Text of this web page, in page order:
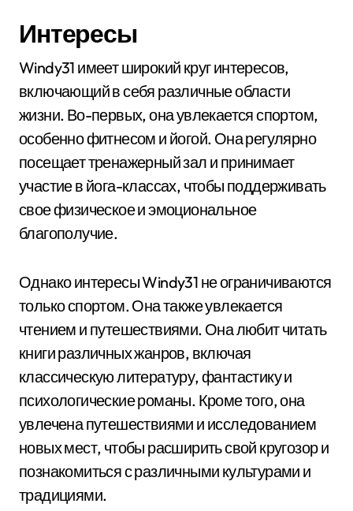
Интересы
Windy31 имеет широкий круг интересов,
включающий в себя различные области
жизни. Во-первых, она увлекается спортом,
особенно фитнесом и йогой. Она регулярно
посещает тренажерный зал и принимает
участие в йога-классах, чтобы поддерживать
свое физическое и эмоциональное
благополучие.
Однако интересы Windy31 не ограничиваются
только спортом. Она также увлекается
чтением и путешествиями. Она любит читать
книги различных жанров, включая
классическую литературу, фантастику и
психологические романы. Кроме того, она
увлечена путешествиями и исследованием
новых мест, чтобы расширить свой кругозор и
познакомиться с различными культурами и
традициями.